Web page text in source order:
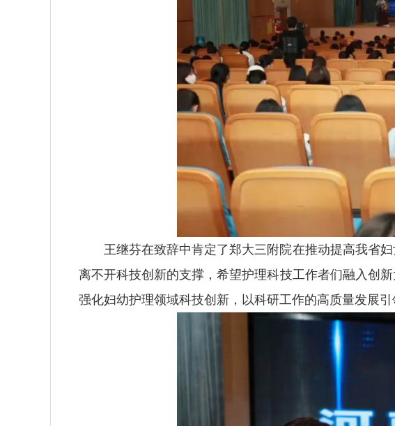
王继芬在致辞中肯定了郑大三附院在推动提高我省
离不开科技创新的支撑，希望护理科技工作者们融入创
强化妇幼护理领域科技创新，以科研工作的高质量发展